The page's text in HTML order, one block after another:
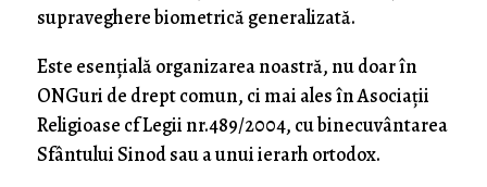
supraveghere biometrică generalizată.
Este esențială organizarea noastră, nu doar în
ONGuri de drept comun, ci mai ales în Asociații
Religioase cf Legii nr.489/2004, cu binecuvântarea
Sfântului Sinod sau a unui ierarh ortodox.